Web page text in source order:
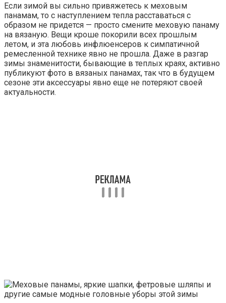
Если зимой вы сильно привяжетесь к меховым
панамам, то с наступлением тепла расставаться с
образом не придется — просто смените меховую панаму
на вязаную. Вещи кроше покорили всех прошлым
летом, и эта любовь инфлюенсеров к симпатичной
ремесленной технике явно не прошла. Даже в разгар
зимы знаменитости, бывающие в теплых краях, активно
публикуют фото в вязаных панамах, так что в будущем
сезоне эти аксессуары явно еще не потеряют своей
актуальности.